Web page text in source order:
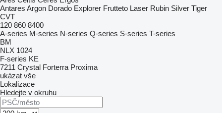
Antares Argon Dorado Explorer Frutteto Laser Rubin Silver Tiger
CVT
120 860 8400
A-series M-series N-series Q-series S-series T-series
BM
NLX 1024
F-series KE
7211 Crystal Forterra Proxima
ukázat vše
Lokalizace
Hledejte v okruhu